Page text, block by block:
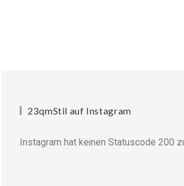
23qmStil auf Instagram
Instagram hat keinen Statuscode 200